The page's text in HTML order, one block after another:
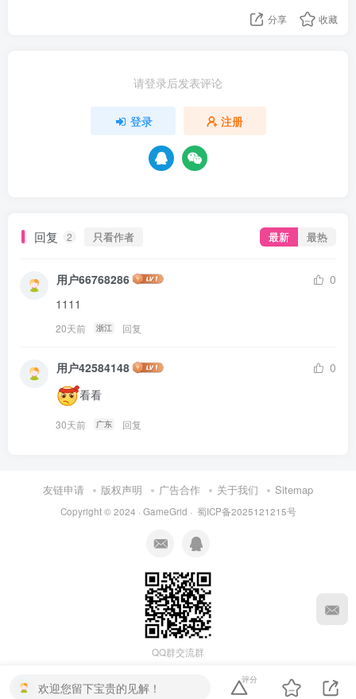
分享 收藏
请登录后发表评论
登录 注册
回复 2 只看作者 最新 最热
用户66768286
0
1111
20天前 浙江 回复
用户42584148
0
看看
30天前 广东 回复
友链申请 版权声明 广告合作 关于我们 Sitemap
Copyright © 2024 · GameGrid · 蜀ICP备2025121215号
QQ群交流群
欢迎您留下宝贵的见解！
评分